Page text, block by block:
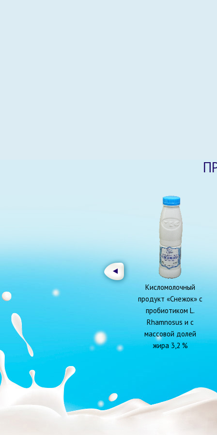
Кисломолочный
продукт «Снежок» с
пробиотиком L.
Rhamnosus и с
массовой долей
жира 3,2 %